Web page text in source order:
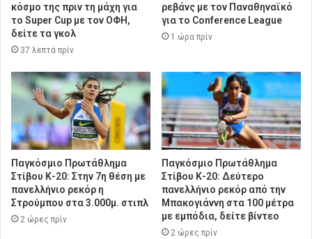
κόσμο της πριν τη μάχη για
το Super Cup με τον ΟΦΗ,
δείτε τα γκολ
37 λεπτά πρίν
ρεβάνς με τον Παναθηναϊκό
για το Conference League
1 ώρα πρίν
Παγκόσμιο Πρωτάθλημα
Στίβου Κ-20: Στην 7η θέση με
πανελλήνιο ρεκόρ η
Στρούμπου στα 3.000μ. στιπλ
2 ώρες πρίν
Παγκόσμιο Πρωτάθλημα
Στίβου Κ-20: Δεύτερο
πανελλήνιο ρεκόρ από την
Μπακογιάννη στα 100 μέτρα
με εμπόδια, δείτε βίντεο
2 ώρες πρίν